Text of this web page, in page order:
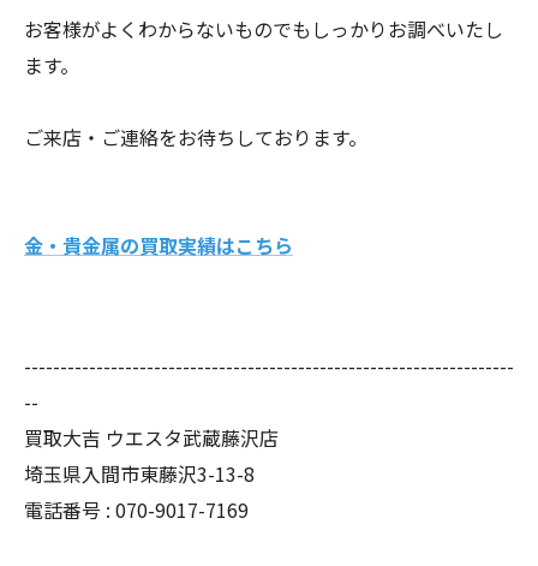
お客様がよくわからないものでもしっかりお調べいたし
ます。
ご来店・ご連絡をお待ちしております。
金・貴金属の買取実績はこちら
--------------------------------------------------------------------
--
買取大吉 ウエスタ武蔵藤沢店
埼玉県入間市東藤沢3-13-8
電話番号 : 070-9017-7169